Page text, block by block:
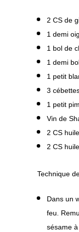
2 CS de
1 demi
1 bol de
1 demi
1 petit
3
1 petit
Vin de
2 CS
2 CS
Technique
Dans un
feu.
sésame